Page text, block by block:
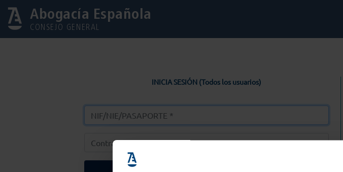
Abogacía Española
CONSEJO GENERAL
INICIA SESIÓN (Todos los usuarios)